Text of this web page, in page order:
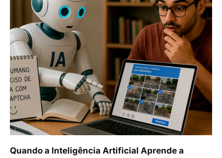
Quando a Inteligência Artificial Aprende a